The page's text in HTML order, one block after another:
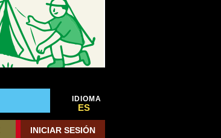
IDIOMA
ES
INICIAR SESIÓN